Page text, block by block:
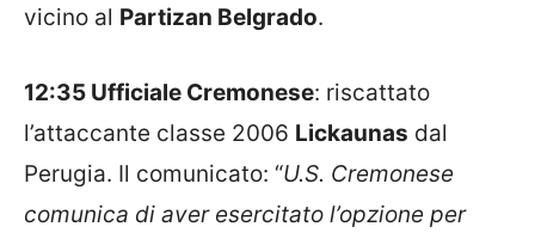
vicino al Partizan Belgrado.
12:35 Ufficiale Cremonese: riscattato
l’attaccante classe 2006 Lickaunas dal
Perugia. Il comunicato: “U.S. Cremonese
comunica di aver esercitato l’opzione per